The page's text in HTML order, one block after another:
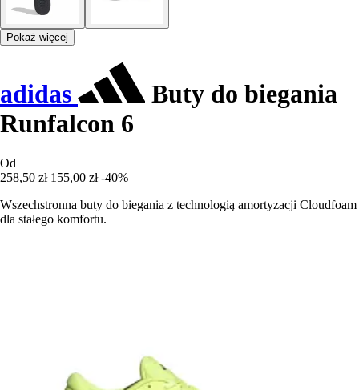
Pokaż więcej
adidas
Buty do biegania
Runfalcon 6
Od
258,50 zł 155,00 zł -40%
Wszechstronna buty do biegania z technologią amortyzacji Cloudfoam
dla stałego komfortu.